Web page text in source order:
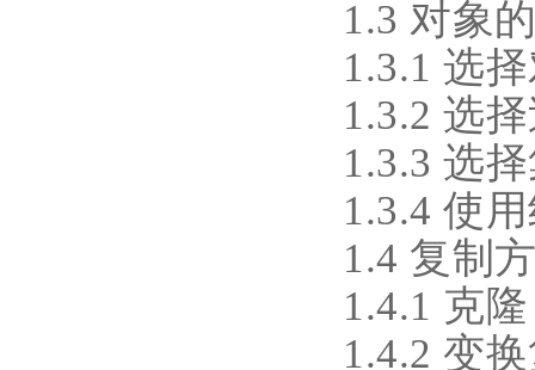
1.3 对象
1.3.1 选
1.3.2 选
1.3.3 选
1.3.4 使
1.4 复制
1.4.1 克隆
1.4.2 变